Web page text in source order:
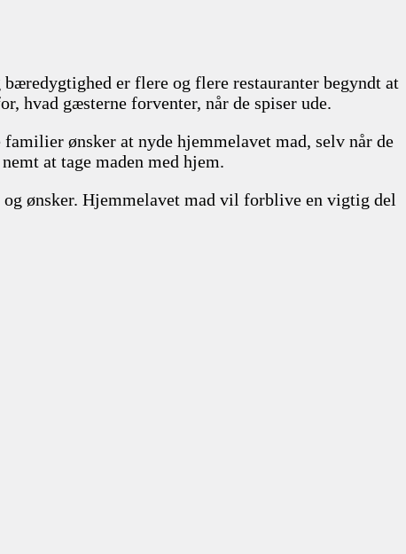
er flere og flere restauranter begyndt at
hvad gæsterne forventer, når de spiser ude.
ønsker at nyde hjemmelavet mad, selv når de
at tage maden med hjem.
ønsker. Hjemmelavet mad vil forblive en vigtig del